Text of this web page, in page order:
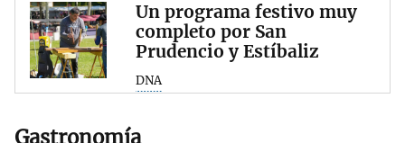
Un programa festivo muy
completo por San
Prudencio y Estíbaliz
DNA
Gastronomía